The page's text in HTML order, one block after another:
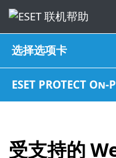
选择选项卡
ESET PROTECT On-
受支持的